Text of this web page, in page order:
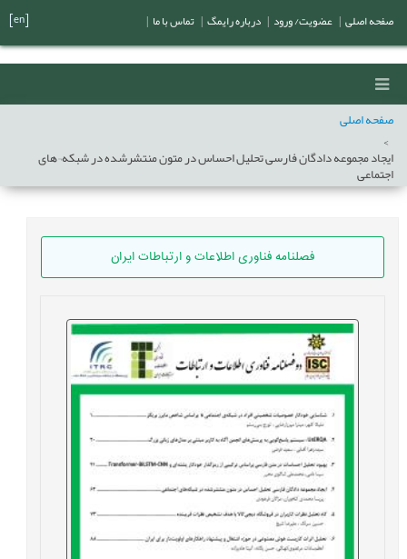
صفحه اصلی
ایجاد مجموعه دادگان فارسی تحلیل احساس در متون منتشرشده در شبکه¬های
اجتماعی
فصلنامه فناوری اطلاعات و ارتباطات ایران
صفحه اصلی عضویت/ ورود درباره رایمگ تماس با ما